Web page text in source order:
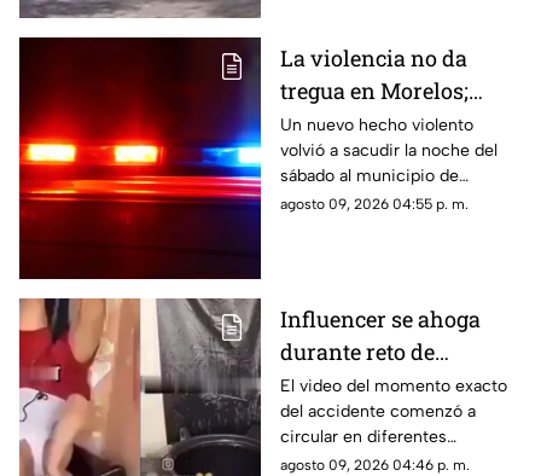
La violencia no da
tregua en Morelos;
ejecutan a un hombre
en Jiutepec
Un nuevo hecho violento
volvió a sacudir la noche del
sábado al municipio de
Jiutepec.
agosto 09, 2026 04:55 p. m.
Influencer se ahoga
durante reto de
transmisión en vivo;
esto se sabe del caso
(+VIDEO)
El video del momento exacto
del accidente comenzó a
circular en diferentes
plataformas digitales.
agosto 09, 2026 04:46 p. m.